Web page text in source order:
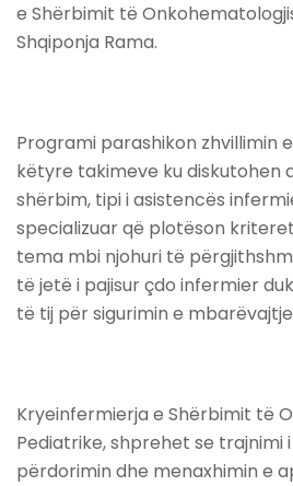
e Shërbimit të
Shqiponja Rama.
Programi parashikon zhvillimin
këtyre takimeve ku diskutohen
shërbim, tipi i asistencës
specializuar që plotëson
tema mbi njohuri të
të jetë i pajisur çdo infermier
të tij për sigurimin e
Kryeinfermierja e Shërbimit të
Pediatrike, shprehet se trajnimi
përdorimin dhe menaxhimin e